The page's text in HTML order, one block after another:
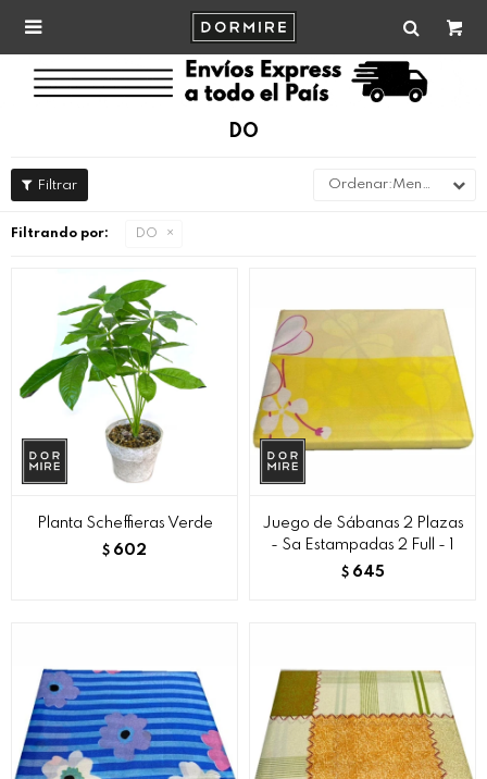

DO
Menor precio
Filtrando por: DO
Planta Scheffieras Verde
$ 602
Juego de Sábanas 2 Plazas
- Sa Estampadas 2 Full - 1
$ 645